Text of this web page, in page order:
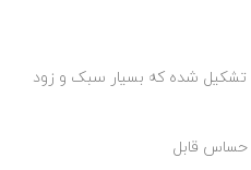
تشکیل شده که بسیار سبک و زود
حساس قابل